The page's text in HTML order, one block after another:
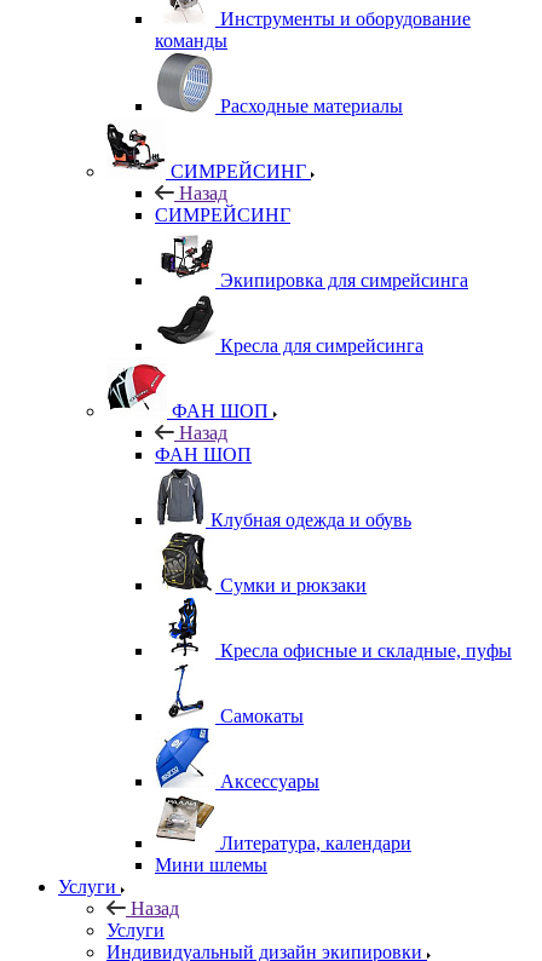
Инструменты и оборудование
команды
Расходные материалы
СИМРЕЙСИНГ
Назад
СИМРЕЙСИНГ
Экипировка для симрейсинга
Кресла для симрейсинга
ФАН ШОП
Назад
ФАН ШОП
Клубная одежда и обувь
Сумки и рюкзаки
Кресла офисные и складные, пуфы
Самокаты
Аксессуары
Литература, календари
Мини шлемы
Услуги
Назад
Услуги
Индивидуальный дизайн экипировки